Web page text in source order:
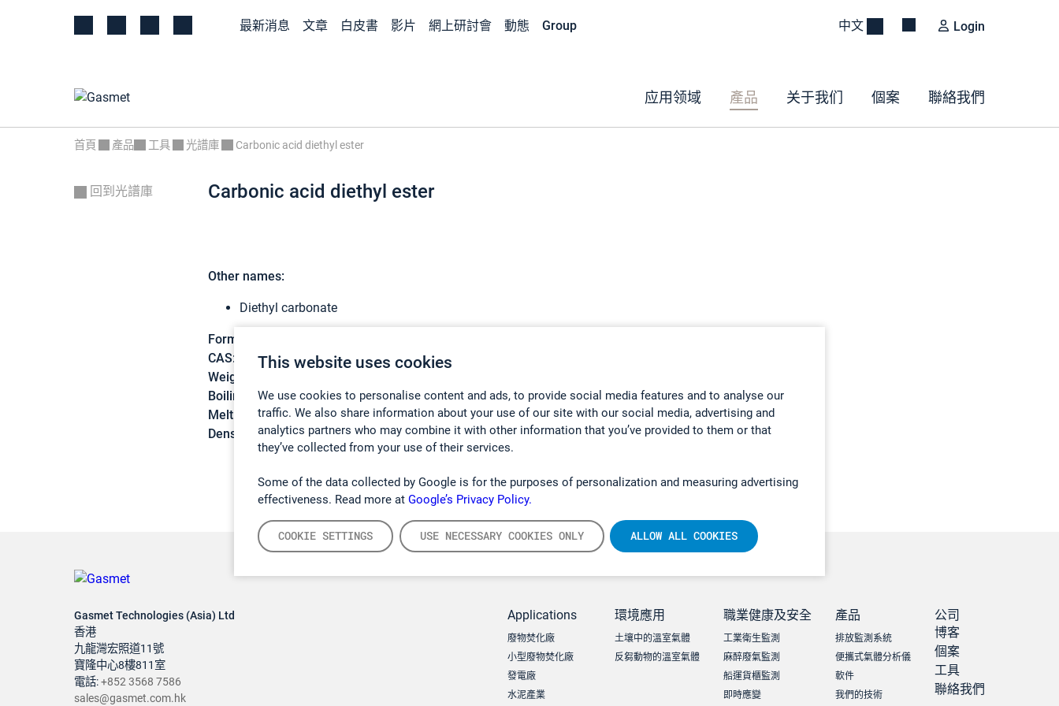
This website uses cookies
We use cookies to personalise content and ads, to provide social media features and to analyse our
traffic. We also share information about your use of our site with our social media, advertising and
analytics partners who may combine it with other information that you’ve provided to them or that
they’ve collected from your use of their services.
Some of the data collected by Google is for the purposes of personalization and measuring advertising
effectiveness. Read more at Google’s Privacy Policy.
COOKIE SETTINGS USE NECESSARY COOKIES ONLY ALLOW ALL COOKIES
最新消息 文章 白皮書 影片 網上研討會 動態 Group 中文 Login
应用领域 產品 关于我们 個案 聯絡我們
首頁 產品 工具 光譜庫 Carbonic acid diethyl ester
回到光譜庫 Carbonic acid diethyl ester
Other names:
Diethyl carbonate
Formula:
CAS:
105-58-8
Weight:
Boiling point:126 °C
Melting point:-43 °C
Density:
0,9752 g/cm3
Gasmet Technologies (Asia) Ltd
香港
九龍灣宏照道11號
寶隆中心8樓811室
電話:+852 3568 7586
sales@gasmet.com.hk
Applications
廢物焚化廠
小型廢物焚化廠
發電廠
水泥產業
環境應用
土壤中的溫室氣體
反芻動物的溫室氣體
職業健康及安全
工業衛生監測
麻醉廢氣監測
船運貨櫃監測
即時應變
產品
排放監測系統
便攜式氣體分析儀
軟件
我們的技術
公司
博客
個案
工具
聯絡我們